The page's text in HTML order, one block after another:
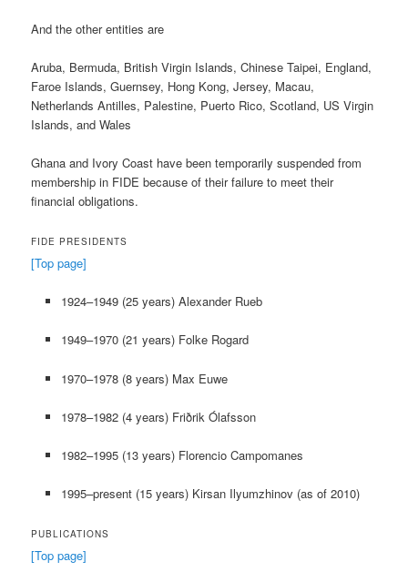
And the other entities are
Aruba, Bermuda, British Virgin Islands, Chinese Taipei, England,
Faroe Islands, Guernsey, Hong Kong, Jersey, Macau,
Netherlands Antilles, Palestine, Puerto Rico, Scotland, US Virgin
Islands, and Wales
Ghana and Ivory Coast have been temporarily suspended from
membership in FIDE because of their failure to meet their
financial obligations.
FIDE PRESIDENTS
[Top page]
1924–1949 (25 years) Alexander Rueb
1949–1970 (21 years) Folke Rogard
1970–1978 (8 years) Max Euwe
1978–1982 (4 years) Friðrik Ólafsson
1982–1995 (13 years) Florencio Campomanes
1995–present (15 years) Kirsan Ilyumzhinov (as of 2010)
PUBLICATIONS
[Top page]